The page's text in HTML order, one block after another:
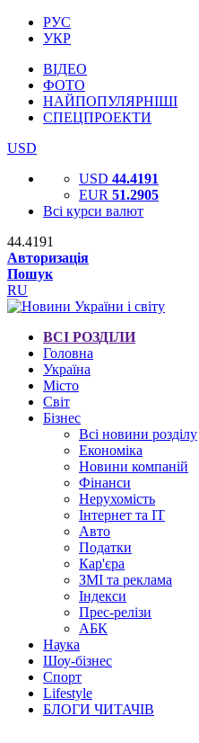
РУС
УКР
ВІДЕО
ФОТО
НАЙПОПУЛЯРНІШІ
СПЕЦПРОЕКТИ
USD
USD 44.4191
EUR 51.2905
Всі курси валют
44.4191
Авторизація
Пошук
RU
ВСІ РОЗДІЛИ
Головна
Україна
Місто
Світ
Бізнес
Всі новини розділу
Економіка
Новини компаній
Фінанси
Нерухомість
Інтернет та IT
Авто
Податки
Кар'єра
ЗМІ та реклама
Індекси
Прес-релізи
АБК
Наука
Шоу-бізнес
Спорт
Lifestyle
БЛОГИ ЧИТАЧІВ